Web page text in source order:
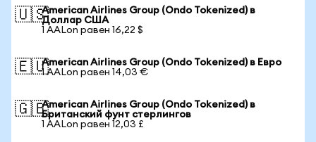
🇺🇸American Airlines Group (Ondo Tokenized) в
Доллар США
1 AALon равен 16,22 $
🇪🇺American Airlines Group (Ondo Tokenized) в Евро
1 AALon равен 14,03 €
🇬🇧American Airlines Group (Ondo Tokenized) в
Британский фунт стерлингов
1 AALon равен 12,03 £